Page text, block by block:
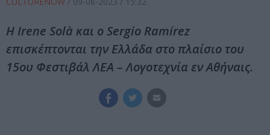
Η Irene Solà και ο Sergio Ramírez
επισκέπτονται την Ελλάδα στο πλαίσιο του
15ου Φεστιβάλ ΛΕΑ – Λογοτεχνία εν Αθήναις.